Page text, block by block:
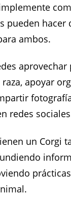
pueden hacer
ambos.
aprovechar
apoyar
redes
un Corgi